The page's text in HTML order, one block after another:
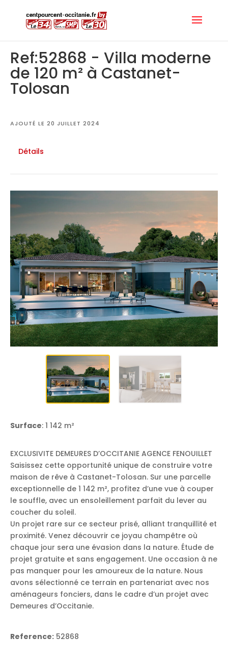
Ref:52868 - Villa moderne
de 120 m² à Castanet-
Tolosan
AJOUTÉ LE 20 JUILLET 2024
Détails
Surface: 1 142 m²
EXCLUSIVITE DEMEURES D’OCCITANIE AGENCE FENOUILLET
Saisissez cette opportunité unique de construire votre
maison de rêve à Castanet-Tolosan. Sur une parcelle
exceptionnelle de 1 142 m², profitez d’une vue à couper
le souffle, avec un ensoleillement parfait du lever au
coucher du soleil.
Un projet rare sur ce secteur prisé, alliant tranquillité et
proximité. Venez découvrir ce joyau champêtre où
chaque jour sera une évasion dans la nature. Étude de
projet gratuite et sans engagement. Une occasion à ne
pas manquer pour les amoureux de la nature. Nous
avons sélectionné ce terrain en partenariat avec nos
aménageurs fonciers, dans le cadre d’un projet avec
Demeures d’Occitanie.
Reference: 52868